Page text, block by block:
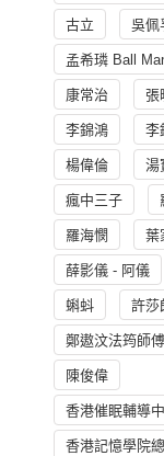
古立 吳佩
孟希璘 Ball
康常治 張
李錦鴻 李
楊偉倫 湯
瘋中三子
羅海憫 葉
薛影儀 - 阿儀
蝌蚪 許莎
鄭遨汶法筠師傅
陳俊偉
香港催眠輔導
香港記憶學院